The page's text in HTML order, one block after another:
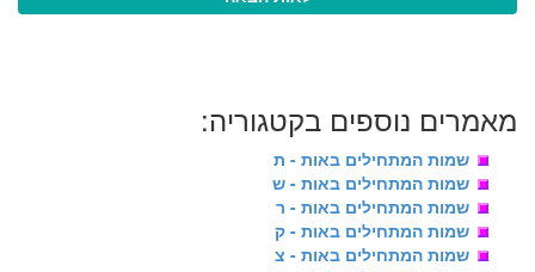
מאמרים נוספים בקטגוריה:
שמות המתחילים באות - ת
שמות המתחילים באות - ש
שמות המתחילים באות - ר
שמות המתחילים באות - ק
שמות המתחילים באות - צ